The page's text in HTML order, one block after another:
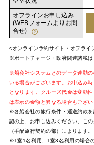
オフラインお申し込み
(WEBフォームよりお問
合せ)
<オンライン予約サイト・オフライ
※ポートチャージ・政府関連諸税は
※船会社システムとのデータ連動
いる場合がございます。お申込み
となります。クルーズ代金は変動
は表示の金額と異なる場合もござい
※各船会社の旅行条件・運送約款
認の上、お申し込みください。こ
（手配旅行契約の部）によります。
※1室1名利用、1室3名利用の場合